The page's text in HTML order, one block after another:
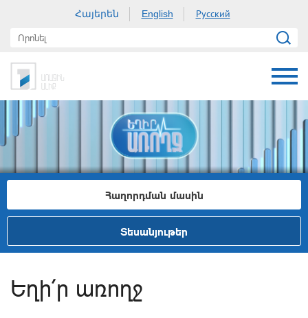
Հայերեն English Русский
Հաղորդման մասին
Տեսանյութեր
Եղի´ր առողջ